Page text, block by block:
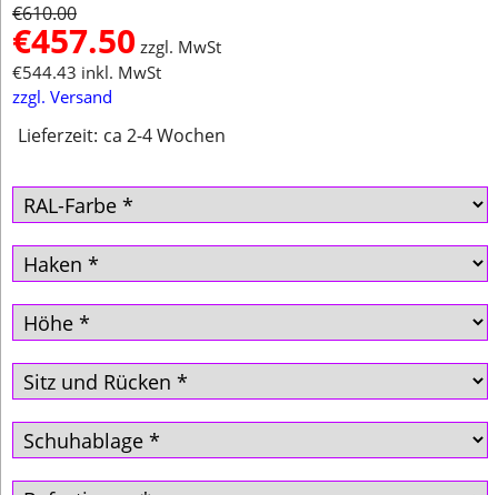
€610.00
€457.50 zzgl. MwSt
€544.43 inkl. MwSt
zzgl. Versand
Lieferzeit: ca 2-4 Wochen